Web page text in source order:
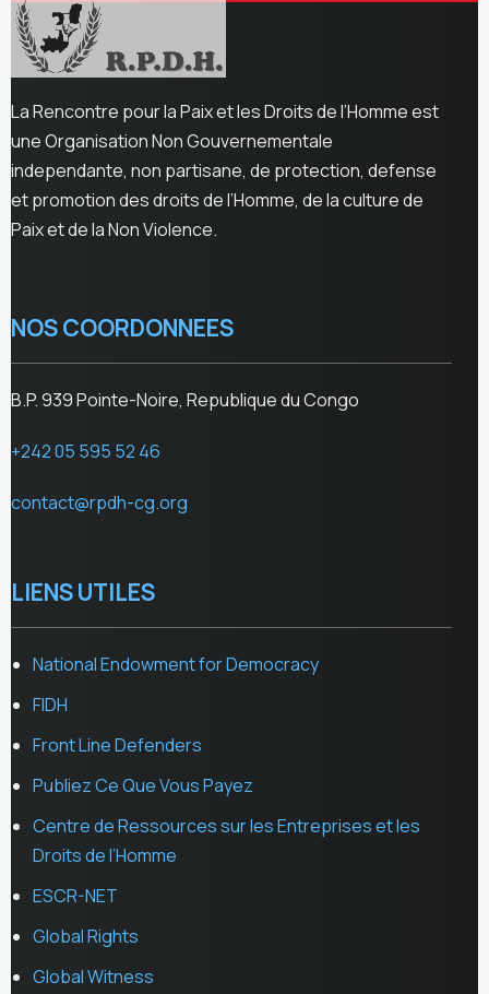
La Rencontre pour la Paix et les Droits de l’Homme est
une Organisation Non Gouvernementale
independante, non partisane, de protection, defense
et promotion des droits de l’Homme, de la culture de
Paix et de la Non Violence.
NOS COORDONNEES
B.P. 939 Pointe-Noire, Republique du Congo
+242 05 595 52 46
contact@rpdh-cg.org
LIENS UTILES
National Endowment for Democracy
FIDH
Front Line Defenders
Publiez Ce Que Vous Payez
Centre de Ressources sur les Entreprises et les
Droits de l’Homme
ESCR-NET
Global Rights
Global Witness